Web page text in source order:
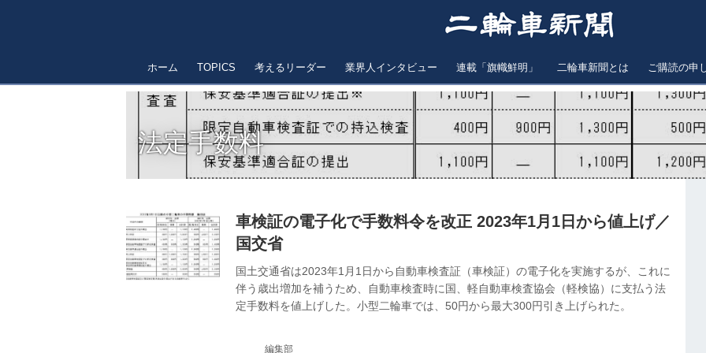
ホーム TOPICS 考えるリーダー 業界人インタビュー 連載「旗幟鮮明」 二輪車新聞とは ご購読の申
法定手数料
車検証の電子化で手数料令を改正 2023年1月1日から値上げ／
国交省
国土交通省は2023年1月1日から自動車検査証（車検証）の電子化を実施するが、これに
伴う歳出増加を補うため、自動車検査時に国、軽自動車検査協会（軽検協）に支払う法
定手数料を値上げした。小型二輪車では、50円から最大300円引き上げられた。
編集部